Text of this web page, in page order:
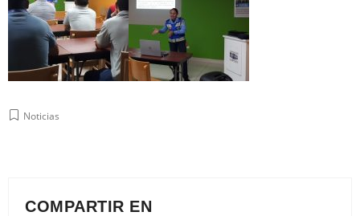
Noticias
COMPARTIR EN